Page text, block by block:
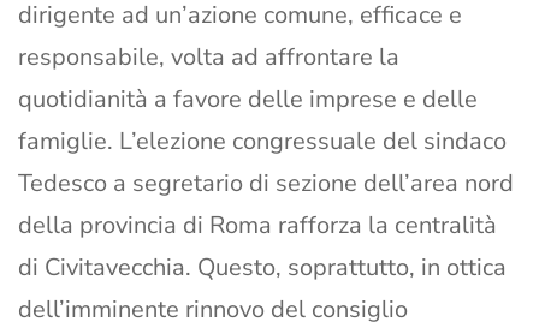
dirigente ad un’azione comune, efficace e
responsabile, volta ad affrontare la
quotidianità a favore delle imprese e delle
famiglie. L’elezione congressuale del sindaco
Tedesco a segretario di sezione dell’area nord
della provincia di Roma rafforza la centralità
di Civitavecchia. Questo, soprattutto, in ottica
dell’imminente rinnovo del consiglio